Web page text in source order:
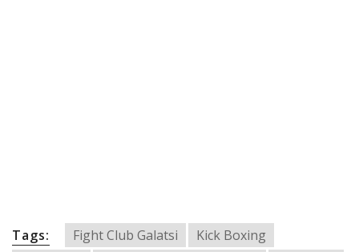
Tags: Fight Club Galatsi
Kick Boxing